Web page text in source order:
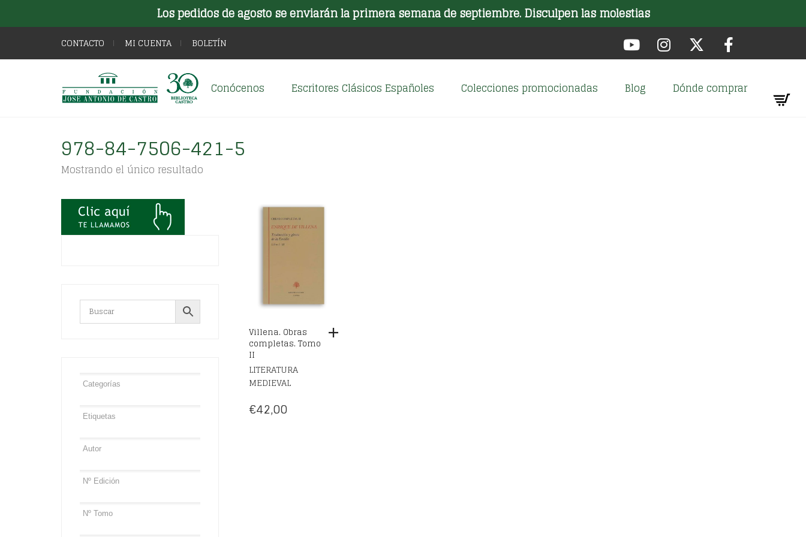
Los pedidos de agosto se enviarán la primera semana de septiembre. Disculpen las molestias
CONTACTO MI CUENTA BOLETÍN
Conócenos Escritores Clásicos Españoles Colecciones promocionadas Blog Dónde comprar
978-84-7506-421-5
Mostrando el único resultado
Villena. Obras
completas. Tomo
II
LITERATURA
MEDIEVAL
€42,00